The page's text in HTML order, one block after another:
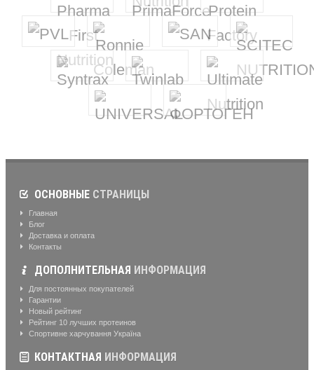
ОСНОВНЫЕ СТРАНИЦЫ
Главная
Блог
Доставка и оплата
Контакты
ДОПОЛНИТЕЛЬНАЯ ИНФОРМАЦИЯ
Для постоянных покупателей
Гарантии
Новый рейтинг
Рейтинг 10 лучших протеинов
Спортивне харчування Україна
КОНТАКТНАЯ ИНФОРМАЦИЯ